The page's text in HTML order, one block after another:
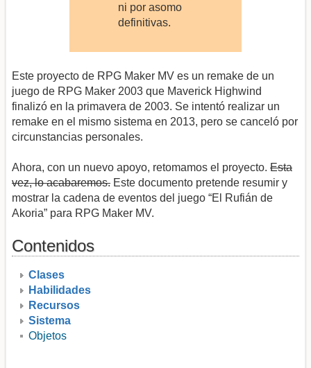
ni por asomo
definitivas.
Este proyecto de RPG Maker MV es un remake de un
juego de RPG Maker 2003 que Maverick Highwind
finalizó en la primavera de 2003. Se intentó realizar un
remake en el mismo sistema en 2013, pero se canceló por
circunstancias personales.
Ahora, con un nuevo apoyo, retomamos el proyecto. Esta
vez, lo acabaremos. Este documento pretende resumir y
mostrar la cadena de eventos del juego “El Rufián de
Akoria” para RPG Maker MV.
Contenidos
Clases
Habilidades
Recursos
Sistema
Objetos